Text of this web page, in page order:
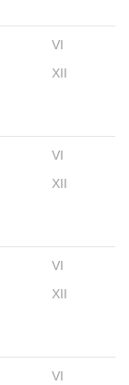
VI
XII
VI
XII
VI
XII
VI